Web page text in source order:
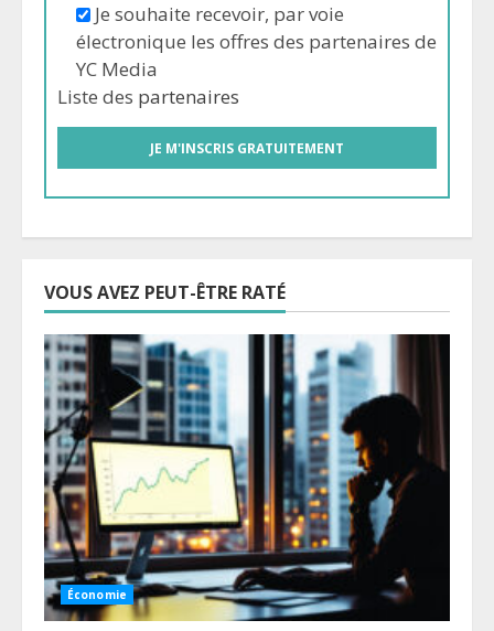
Je souhaite recevoir, par voie
électronique les offres des partenaires de
YC Media
Liste des partenaires
VOUS AVEZ PEUT-ÊTRE RATÉ
Économie